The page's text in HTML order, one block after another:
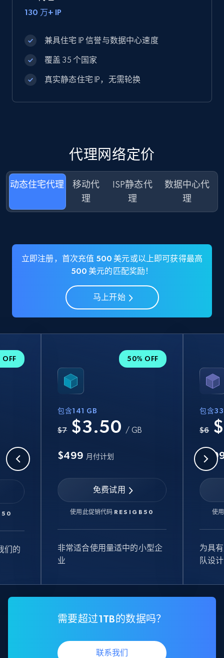
130 万+ IP
兼具住宅 IP 信誉与数据中心速度
覆盖 35 个国家
真实静态住宅 IP，无需轮换
代理网络定价
动态住宅代
移动代
理
ISP静态代
理
数据中心代
理
立即注册，首次充值 500 美元或以上即可获得最高
500 美元的匹配奖励！
马上开始
OFF
们的
50% OFF
包含141 GB
$7 $3.50 / GB
$499 月付计划
免费试用
使用此促销代码 RESIGB50
非常适合使用量适中的小型企
业
包含
$6
使
为具
队设计
需要超过1TB的数据吗？
联系我们